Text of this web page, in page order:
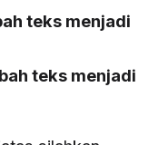
teks menjadi
teks menjadi